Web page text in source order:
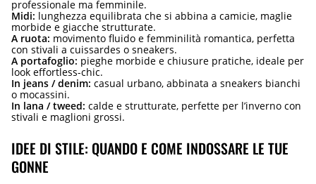
professionale ma femminile.
Midi: lunghezza equilibrata che si abbina a camicie, maglie
morbide e giacche strutturate.
A ruota: movimento fluido e femminilità romantica, perfetta
con stivali a cuissardes o sneakers.
A portafoglio: pieghe morbide e chiusure pratiche, ideale per
look effortless-chic.
In jeans / denim: casual urbano, abbinata a sneakers bianchi
o mocassini.
In lana / tweed: calde e strutturate, perfette per l’inverno con
stivali e maglioni grossi.
IDEE DI STILE: QUANDO E COME INDOSSARE LE TUE
GONNE